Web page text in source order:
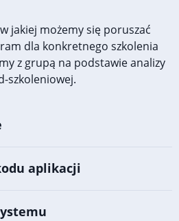
jakiej możemy się poruszać
dla konkretnego szkolenia
z grupą na podstawie analizy
szkoleniowej.
aplikacji